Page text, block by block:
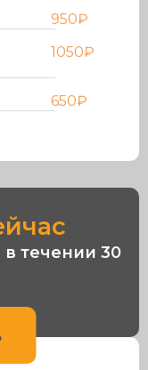
950₽
1050₽
650₽
течении 30